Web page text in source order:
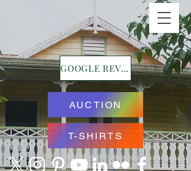
GOOGLE REVIEWS
AUCTION
T-SHIRTS